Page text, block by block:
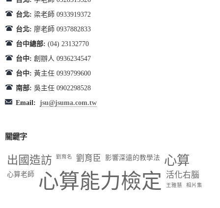
台北: 梁老師 0933919372
台北: 廖老師 0937882833
台中總部: (04) 23132770
台中: 創辦人 0936234547
台中: 黃主任 0939799600
南部: 吳主任 0902298528
Email: jsu@jsuma.com.tw
關鍵字
出國造訪 劉育名 劉育臣 影響深遠的教學法 心算
心算老師 心算能力檢定 活化右腦
王雅慧 相片集